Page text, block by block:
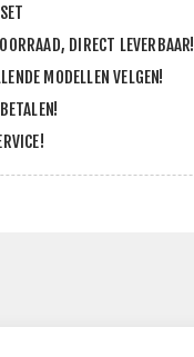
DIRECT LEVERBAAR!
MODELLEN VELGEN!